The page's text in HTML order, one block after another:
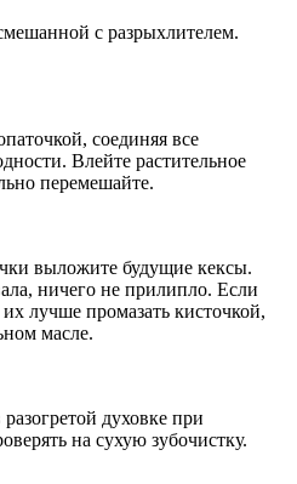
с разрыхлителем.
соединяя все
Влейте растительное
перемешайте.
выложите будущие кексы.
ничего не прилипло. Если
лучше промазать кисточкой,
масле.
духовке при
на сухую зубочистку.